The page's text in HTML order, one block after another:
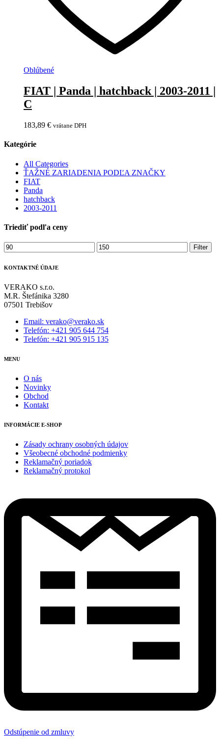
Oblúbené
FIAT | Panda | hatchback | 2003-2011 |
C
183,89 € vrátane DPH
Kategórie
All Categories
ŤAŽNÉ ZARIADENIA PODĽA ZNAČKY
FIAT
Panda
hatchback
2003-2011
Triediť podľa ceny
Minimálna
cena
Maximálna
cena
Filter
KONTAKTNÉ ÚDAJE
VERAKO s.r.o.
M.R. Štefánika 3280
07501 Trebišov
Email: verako@verako.sk
Telefón: +421 905 644 754
Telefón: +421 905 915 135
MENU
O nás
Novinky
Obchod
Kontakt
INFORMÁCIE E-SHOP
Zásady ochrany osobných údajov
Všeobecné obchodné podmienky
Reklamačný poriadok
Reklamačný protokol
Odstúpenie od zmluvy